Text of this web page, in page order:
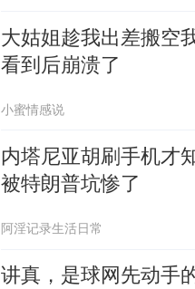
大姑姐趁我出差搬空
看到后崩溃了
小蜜情感说
内塔尼亚胡刷手机才
被特朗普坑惨了
阿淫记录生活日常
讲真，是球网先动手